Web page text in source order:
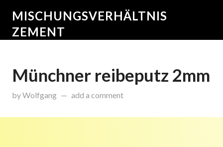
MISCHUNGSVERHÄLTNIS
ZEMENT
Münchner reibeputz 2mm
byWolfgang onOktober 16, 2015
add a comment